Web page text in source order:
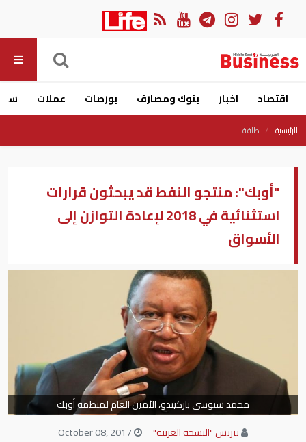
اقتصاد اخبار بنوك ومصارف بورصات عملات
الرئيسية طاقة
"أوبك": منتجو النفط قد يبحثون قرارات
استثنائية في 2018 لإعادة التوازن إلى
الأسواق
محمد سنوسي باركيندو، الأمين العام لمنظمة أوبك
بيزنس "النسخة العربية"